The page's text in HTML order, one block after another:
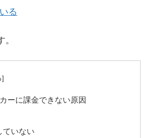
る
ーに課金できない原因
ていない